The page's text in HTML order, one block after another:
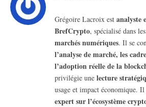
Grégoire Lacroix est analyste
BrefCrypto, spécialisé dans les
marchés numériques. Il se
l’analyse de marché, les
l’adoption réelle de la
privilégie une lecture
usage et impact économique.
expert sur l’écosystème